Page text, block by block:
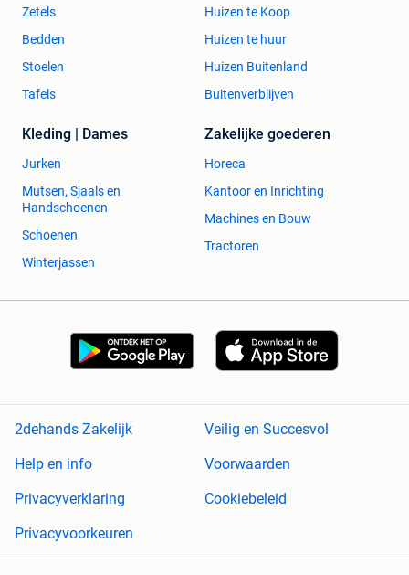
Zetels
Bedden
Stoelen
Tafels
Huizen te Koop
Huizen te huur
Huizen Buitenland
Buitenverblijven
Kleding | Dames
Jurken
Mutsen, Sjaals en
Handschoenen
Schoenen
Winterjassen
Zakelijke goederen
Horeca
Kantoor en Inrichting
Machines en Bouw
Tractoren
2dehands Zakelijk
Veilig en Succesvol
Help en info
Voorwaarden
Privacyverklaring
Cookiebeleid
Privacyvoorkeuren